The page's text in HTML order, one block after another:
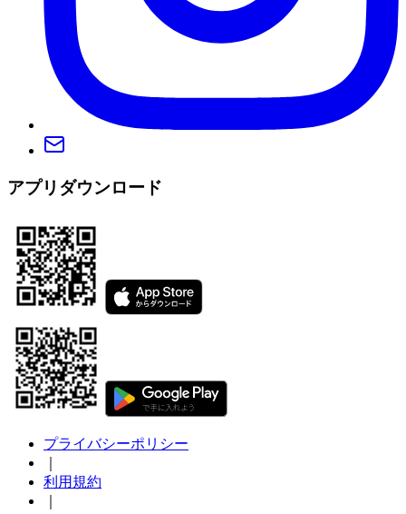
アプリダウンロード
プライバシーポリシー
利用規約